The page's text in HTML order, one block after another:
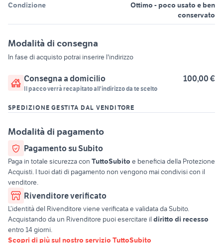
Condizione
Ottimo - poco usato e ben
conservato
Modalità di consegna
In fase di acquisto potrai inserire l'indirizzo
Consegna a domicilio 100,00 €
Il pacco verrà recapitato all'indirizzo da te scelto
SPEDIZIONE GESTITA DAL VENDITORE
Modalità di pagamento
Pagamento su Subito
Paga in totale sicurezza con TuttoSubito e beneficia della Protezione
Acquisti. I tuoi dati di pagamento non vengono mai condivisi con il
venditore.
Rivenditore verificato
L’identità del Rivenditore viene verificata e validata da Subito.
Acquistando da un Rivenditore puoi esercitare il diritto di recesso
entro 14 giorni.
Scopri di più sul nostro servizio TuttoSubito